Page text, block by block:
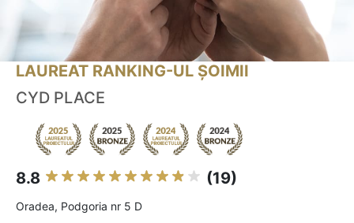
LAUREAT RANKING-UL ȘOIMII
CYD PLACE
8.8 (19)
Oradea, Podgoria nr 5 D